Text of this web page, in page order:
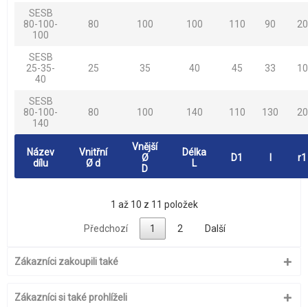
SESB
80-100-
100
80 100 100 110 90 20
SESB
25-35-
40
25 35 40 45 33 10
SESB
80-100-
140
80 100 140 110 130 20
Název
dílu
Vnitřní
Ø d
Vnější
Ø
D
Délka
L
D1 r1
1 až 10 z 11 položek
Předchozí 1 2 Další
Zákazníci zakoupili také
Zákazníci si také prohlíželi